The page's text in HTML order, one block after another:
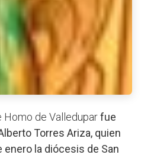
Homo de Valleduparfue
Torres Ariza, quien
la diócesis de San